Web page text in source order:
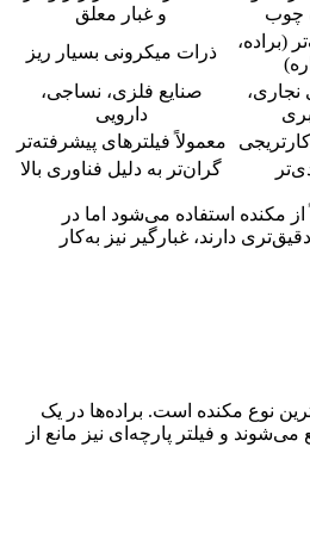
چوب
و غبار معلق
(براده،
ذرات میکرونی بسیار ریز
نجاری،
صنایع فلزی، نساجی،
دارویی
معمولاً فیلترهای پیشرفته‌تر
گران‌تر به دلیل فناوری بالا
مکنده استفاده می‌شود اما در
دارند، غبارگیر نیز به‌کار
نوع مکنده است. براده‌ها در یک
و فیلتر پارچه‌ای نیز مانع از